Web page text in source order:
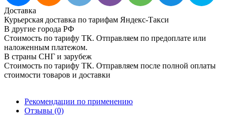
Доставка
Курьерская доставка по тарифам Яндекс-Такси
В другие города РФ
Стоимость по тарифу ТК. Отправляем по предоплате или
наложенным платежом.
В страны СНГ и зарубеж
Стоимость по тарифу ТК. Отправляем после полной оплаты
стоимости товаров и доставки
Рекомендации по применению
Отзывы (0)